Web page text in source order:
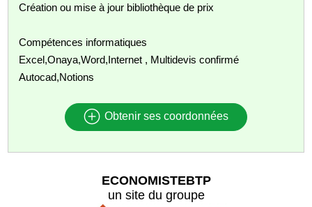
Création ou mise à jour bibliothèque de prix
Compétences informatiques
Excel,Onaya,Word,Internet , Multidevis confirmé
Autocad,Notions
Obtenir ses coordonnées
ECONOMISTEBTP
un site du groupe